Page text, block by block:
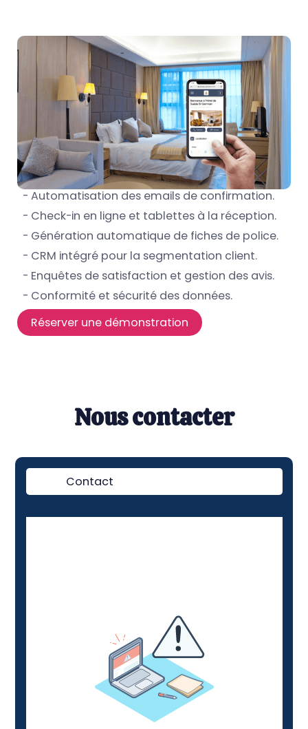
- Automatisation des emails de confirmation.
- Check-in en ligne et tablettes à la réception.
- Génération automatique de fiches de police.
- CRM intégré pour la segmentation client.
- Enquêtes de satisfaction et gestion des avis.
- Conformité et sécurité des données.
Réserver une démonstration
Nous contacter
Contact